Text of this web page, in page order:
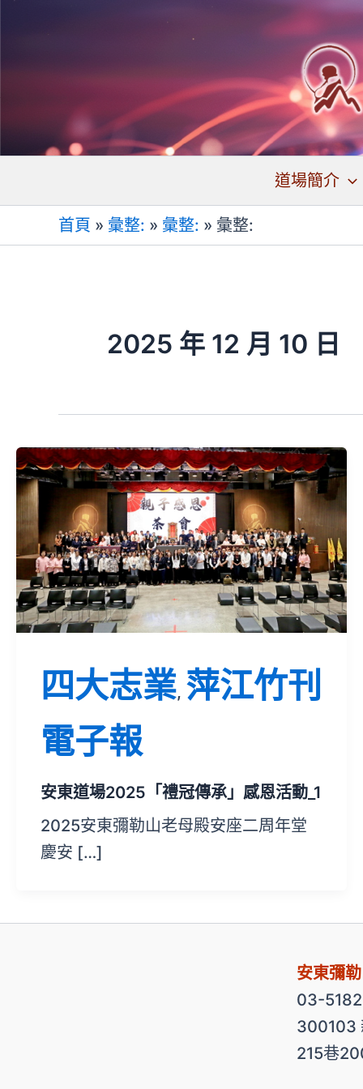
道場簡介
首頁 » 彙整: » 彙整: » 彙整:
2025 年 12 月 10 日
四大志業, 萍江竹刊
電子報
安東道場2025「禮冠傳承」感恩活動_1
2025安東彌勒山老母殿安座二周年堂
慶安 […]
安東彌
03-
300103
215巷